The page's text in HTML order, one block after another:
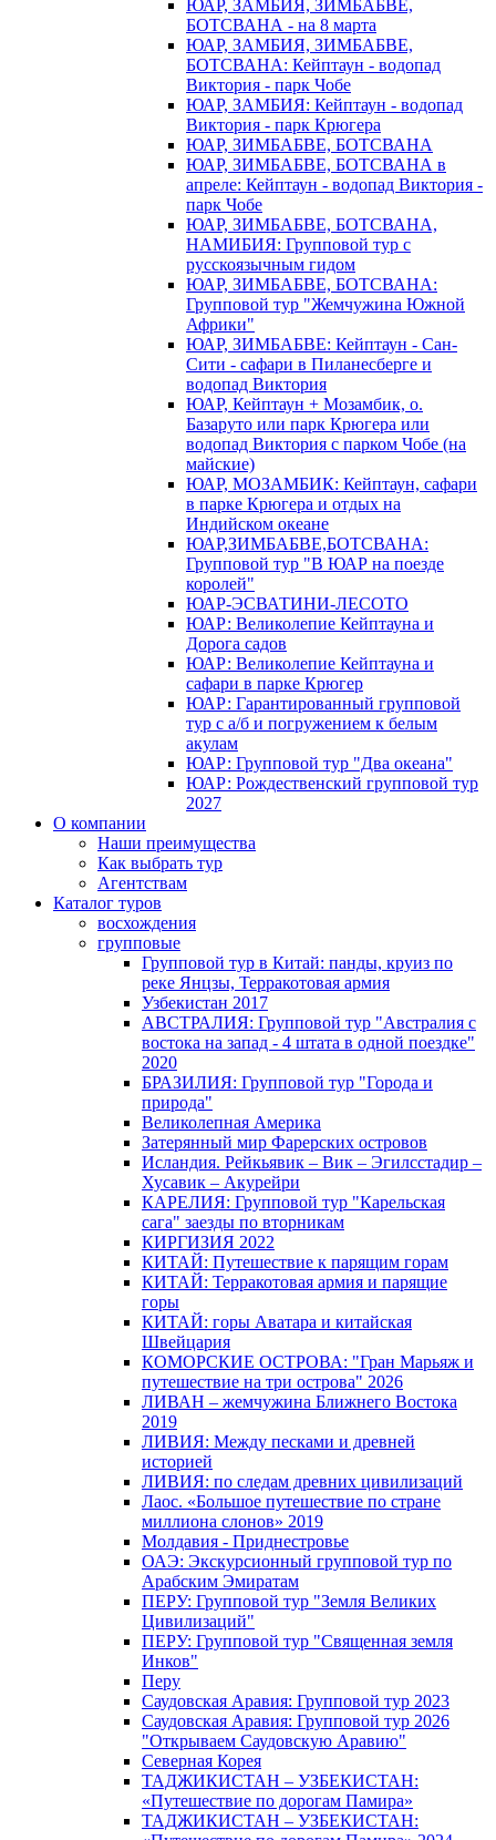
ЮАР, ЗАМБИЯ, ЗИМБАБВЕ,
БОТСВАНА - на 8 марта
ЮАР, ЗАМБИЯ, ЗИМБАБВЕ,
БОТСВАНА: Кейптаун - водопад
Виктория - парк Чобе
ЮАР, ЗАМБИЯ: Кейптаун - водопад
Виктория - парк Крюгера
ЮАР, ЗИМБАБВЕ, БОТСВАНА
ЮАР, ЗИМБАБВЕ, БОТСВАНА в
апреле: Кейптаун - водопад Виктория -
парк Чобе
ЮАР, ЗИМБАБВЕ, БОТСВАНА,
НАМИБИЯ: Групповой тур с
русскоязычным гидом
ЮАР, ЗИМБАБВЕ, БОТСВАНА:
Групповой тур "Жемчужина Южной
Африки"
ЮАР, ЗИМБАБВЕ: Кейптаун - Сан-
Сити - сафари в Пиланесберге и
водопад Виктория
ЮАР, Кейптаун + Мозамбик, о.
Базаруто или парк Крюгера или
водопад Виктория с парком Чобе (на
майские)
ЮАР, МОЗАМБИК: Кейптаун, сафари
в парке Крюгера и отдых на
Индийском океане
ЮАР,ЗИМБАБВЕ,БОТСВАНА:
Групповой тур "В ЮАР на поезде
королей"
ЮАР-ЭСВАТИНИ-ЛЕСОТО
ЮАР: Великолепие Кейптауна и
Дорога садов
ЮАР: Великолепие Кейптауна и
сафари в парке Крюгер
ЮАР: Гарантированный групповой
тур с а/б и погружением к белым
акулам
ЮАР: Групповой тур "Два океана"
ЮАР: Рождественский групповой тур
2027
О компании
Наши преимущества
Как выбрать тур
Агентствам
Каталог туров
восхождения
групповые
Групповой тур в Китай: панды, круиз по
реке Янцзы, Терракотовая армия
Узбекистан 2017
АВСТРАЛИЯ: Групповой тур "Австралия с
востока на запад - 4 штата в одной поездке"
2020
БРАЗИЛИЯ: Групповой тур "Города и
природа"
Великолепная Америка
Затерянный мир Фарерских островов
Исландия. Рейкьявик – Вик – Эгилсстадир –
Хусавик – Акурейри
КАРЕЛИЯ: Групповой тур "Карельская
сага" заезды по вторникам
КИРГИЗИЯ 2022
КИТАЙ: Путешествие к парящим горам
КИТАЙ: Терракотовая армия и парящие
горы
КИТАЙ: горы Аватара и китайская
Швейцария
КОМОРСКИЕ ОСТРОВА: "Гран Марьяж и
путешествие на три острова" 2026
ЛИВАН – жемчужина Ближнего Востока
2019
ЛИВИЯ: Между песками и древней
историей
ЛИВИЯ: по следам древних цивилизаций
Лаос. «Большое путешествие по стране
миллиона слонов» 2019
Молдавия - Приднестровье
ОАЭ: Экскурсионный групповой тур по
Арабским Эмиратам
ПЕРУ: Групповой тур "Земля Великих
Цивилизаций"
ПЕРУ: Групповой тур "Священная земля
Инков"
Перу
Саудовская Аравия: Групповой тур 2023
Саудовская Аравия: Групповой тур 2026
"Открываем Саудовскую Аравию"
Северная Корея
ТАДЖИКИСТАН – УЗБЕКИСТАН:
«Путешествие по дорогам Памира»
ТАДЖИКИСТАН – УЗБЕКИСТАН: